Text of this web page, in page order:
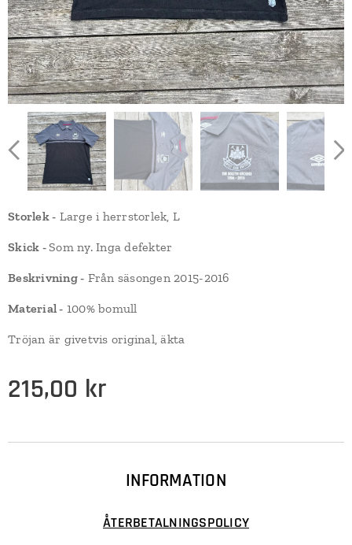
Storlek - Large i herrstorlek, L
Skick - Som ny. Inga defekter
Beskrivning - Från säsongen 2015-2016
Material - 100% bomull
Tröjan är givetvis original, äkta
215,00 kr
INFORMATION
ÅTERBETALNINGSPOLICY